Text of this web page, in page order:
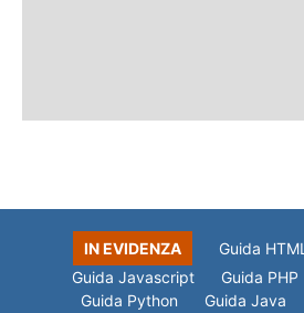
IN EVIDENZA Guida HTML
Guida Javascript
Guida PHP
Guida Python
Guida Java